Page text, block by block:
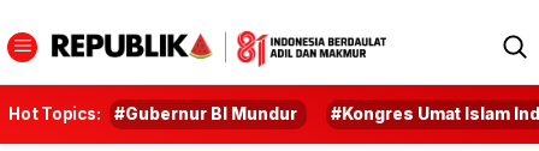
Hot Topics: #Gubernur BI Mundur #Kongres Umat Islam